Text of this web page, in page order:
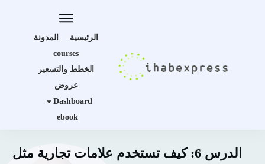
الرئيسية
المدونة
courses
الخطط والتسعير
عروض
Dashboard
ebook
الدرس 6: كيف تستخدم علامات تجارية مثل